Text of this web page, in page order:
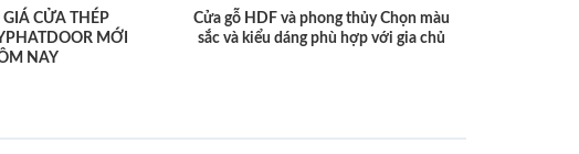
CỬA THÉP
MỚI
NAY
Cửa gỗ HDF và phong thủy Chọn màu
sắc và kiểu dáng phù hợp với gia chủ